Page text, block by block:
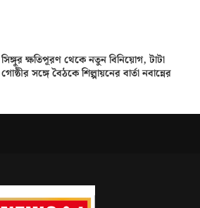
সিঙ্গুর ক্ষতিপূরণ থেকে নতুন বিনিয়োগ, টাটা
গোষ্ঠীর সঙ্গে বৈঠকে শিল্পায়নের বার্তা নবান্নের